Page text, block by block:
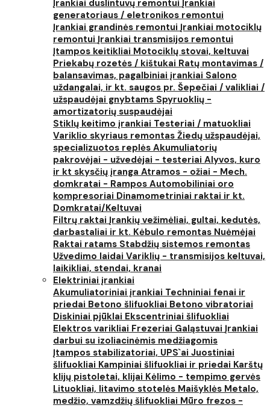
Įrankiai duslintuvų remontui Įrankiai
generatoriaus / eletronikos remontui
Įrankiai grandinės remontui Įrankiai motociklų
remontui Įrankiai transmisijos remontui
Įtampos keitikliai Motociklų stovai, keltuvai
Priekabų rozetės / kištukai Ratų montavimas /
balansavimas, pagalbiniai įrankiai Salono
uždangalai, ir kt. saugos pr. Šepečiai / valikliai /
užspaudėjai gnybtams Spyruoklių -
amortizatorių suspaudėjai
Stiklų keitimo įrankiai Testeriai / matuokliai
Variklio skyriaus remontas Žiedų užspaudėjai,
specializuotos replės Akumuliatorių
pakrovėjai - užvedėjai - testeriai Alyvos, kuro
ir kt skysčių įranga Atramos - ožiai - Mech.
domkratai - Rampos Automobiliniai oro
kompresoriai Dinamometriniai raktai ir kt.
Domkratai/Keltuvai
Filtrų raktai Įrankių vežimėliai, gultai, kedutės,
darbastaliai ir kt. Kėbulo remontas Nuėmėjai
Raktai ratams Stabdžių sistemos remontas
Užvedimo laidai Variklių - transmisijos keltuvai,
laikikliai, stendai, kranai
Elektriniai įrankiai
Akumuliatoriniai įrankiai Techniniai fenai ir
priedai Betono šlifuokliai Betono vibratoriai
Diskiniai pjūklai Ekscentriniai šlifuokliai
Elektros varikliai Frezeriai Galąstuvai Įrankiai
darbui su izoliacinėmis medžiagomis
Įtampos stabilizatoriai, UPS`ai Juostiniai
šlifuokliai Kampiniai šlifuokliai ir priedai Karštų
klijų pistoletai, klijai Kėlimo - tempimo gervės
Lituokliai, litavimo stotelės Maišyklės Metalo,
medžio, vamzdžių šlifuokliai Mūro frezos -